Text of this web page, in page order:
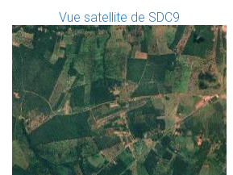
Vue satellite de SDC9